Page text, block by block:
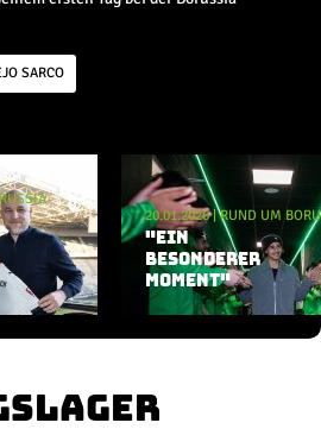
SARCO
20.01.2026|RUND UM
"EIN
BESONDERER
MOMENT"